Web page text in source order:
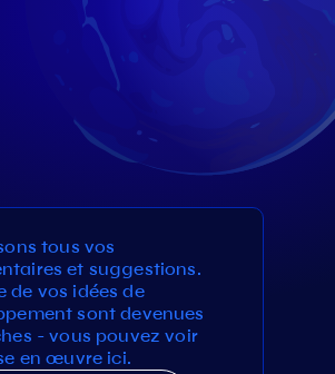
tous vos
et suggestions.
de vos idées de
sont devenues
- vous pouvez voir
en œuvre ici.